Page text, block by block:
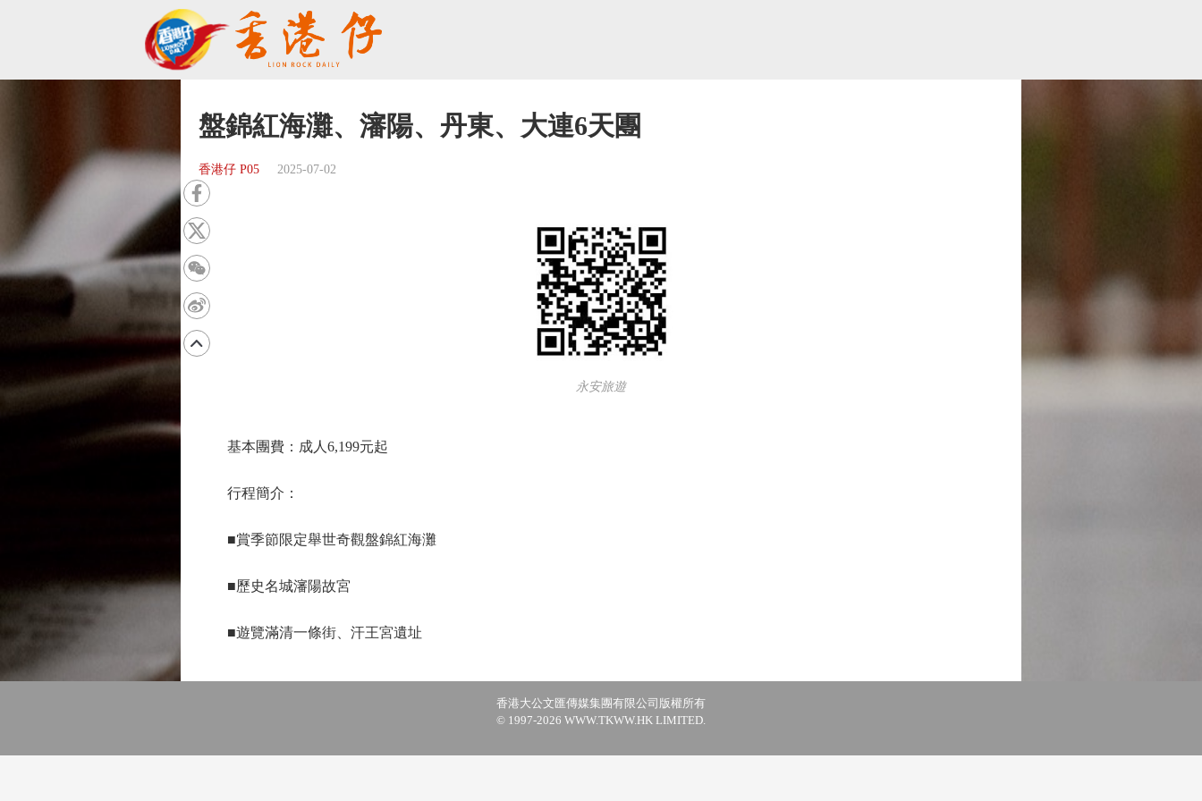
盤錦紅海灘、瀋陽、丹東、大連6天團
香港仔 P05 2025-07-02
永安旅遊
基本團費：成人6,199元起
行程簡介：
■賞季節限定舉世奇觀盤錦紅海灘
■歷史名城瀋陽故宮
■遊覽滿清一條街、汗王宮遺址
香港大公文匯傳媒集團有限公司版權所有
© 1997-2026 WWW.TKWW.HK LIMITED.